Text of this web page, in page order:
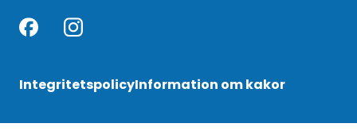
IntegritetspolicyInformation om kakor